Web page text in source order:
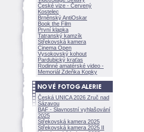
České vize - Červený
Kostelec
Brněnský AntiOskar
Book the Film
První klapka
Tatranský kamzík
Střekovská kamera
Cinema Open
Vysokovský kohout
Pardubický kraťas
Rodinné amatérské video -
Memoriál Zdeňka Kopky
Česká UNICA 2026 Zruč nad
Sázavou
BAF - Slavnostní vyhlašování
2025
Střekovská kamera 2025
Střekovská kamera 2025 II